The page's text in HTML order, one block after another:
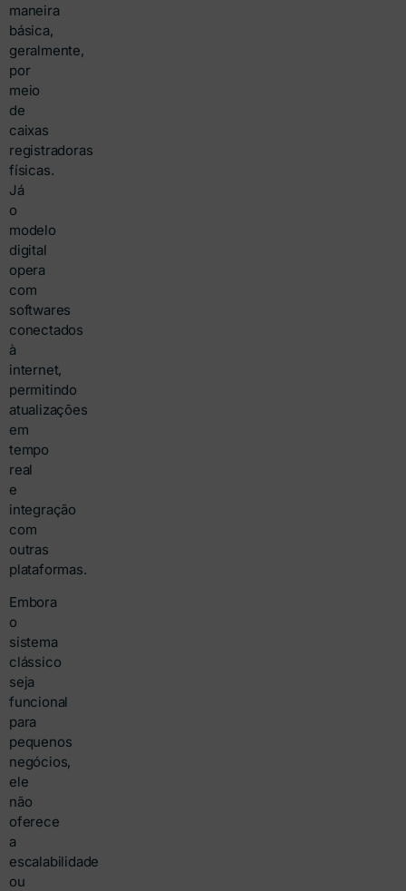
maneira
básica,
geralmente,
por
meio
de
caixas
registradoras
físicas.
Já
o
modelo
digital
opera
com
softwares
conectados
à
internet,
permitindo
atualizações
em
tempo
real
e
integração
com
outras
plataformas.
Embora
o
sistema
clássico
seja
funcional
para
pequenos
negócios,
ele
não
oferece
a
escalabilidade
ou